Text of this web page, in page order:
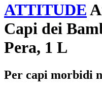
ATTITUDE
Capi dei
Pera, 1 L
Per capi morbidi